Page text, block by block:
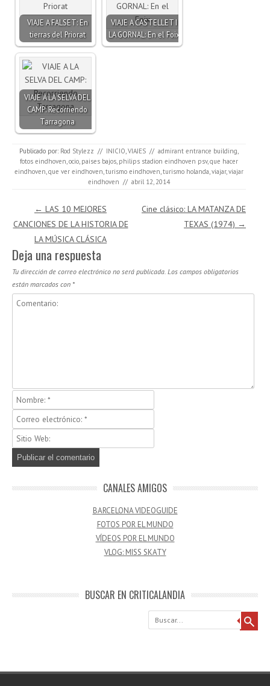
VIAJE A FALSET: En
tierras del Priorat
VIAJE A CASTELLET I
LA GORNAL: En el Foix
VIAJE A LA SELVA DEL
CAMP: Recorriendo
Tarragona
Publicado por: Rod Stylezz // INICIO VIAJES // admirant entrance building
fotos eindhoven ocio paises bajos philips stadion eindhoven psv, que hacer
eindhoven que ver eindhoven turismo eindhoven turismo holanda viajar, viajar
eindhoven // abril 12, 2014
Navegación de entradas
← LAS 10 MEJORES
CANCIONES DE LA HISTORIA DE
LA MÚSICA CLÁSICA
Cine clásico: LA MATANZA DE
TEXAS (1974) →
Deja una respuesta
Tu dirección de correo electrónico no será publicada. Los campos obligatorios
están marcados con *
CANALES AMIGOS
BARCELONA VIDEOGUIDE
FOTOS POR EL MUNDO
VÍDEOS POR EL MUNDO
VLOG: MISS SKATY
BUSCAR EN CRITICALANDIA
Buscar